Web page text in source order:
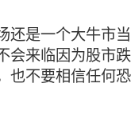
还是一个大牛市
会来临因为股市
也不要相信任何